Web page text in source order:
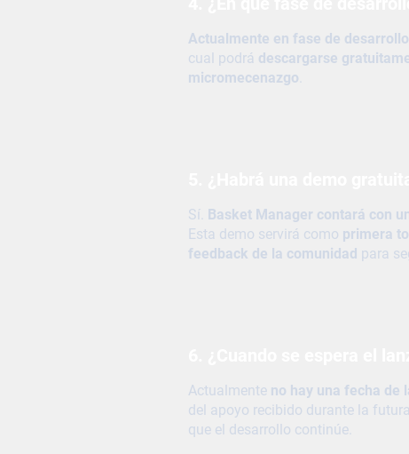
Actualmente en fase de
cual podrá descargarse
micromecenazgo
Sí. Basket Manager contará con
Esta demo servirá como primera
feedback de la comunidad para
Actualmente no hay una fecha de
del apoyo recibido durante la futura
que el desarrollo continúe.